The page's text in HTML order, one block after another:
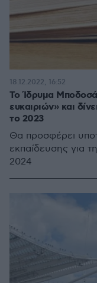
Το Ίδρυμα
ευκαιριών» και
το 2023
Θα προσφέρει
εκπαίδευσης για
2024
18.12.2022, 16:52